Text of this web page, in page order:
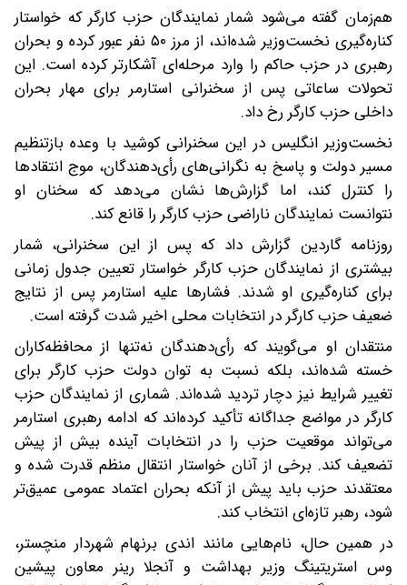
هم‌زمان گفته می‌شود شمار نمایندگان حزب کارگر که خواستار
کناره‌گیری نخست‌وزیر شده‌اند، از مرز ۵۰ نفر عبور کرده و بحران
رهبری در حزب حاکم را وارد مرحله‌ای آشکارتر کرده است. این
تحولات ساعاتی پس از سخنرانی استارمر برای مهار بحران
داخلی حزب کارگر رخ داد.
نخست‌وزیر انگلیس در این سخنرانی کوشید با وعده بازتنظیم
مسیر دولت و پاسخ به نگرانی‌های رأی‌دهندگان، موج انتقادها
را کنترل کند، اما گزارش‌ها نشان می‌دهد که سخنان او
نتوانست نمایندگان ناراضی حزب کارگر را قانع کند.
روزنامه گاردین گزارش داد که پس از این سخنرانی، شمار
بیشتری از نمایندگان حزب کارگر خواستار تعیین جدول زمانی
برای کناره‌گیری او شدند. فشارها علیه استارمر پس از نتایج
ضعیف حزب کارگر در انتخابات محلی اخیر شدت گرفته است.
منتقدان او می‌گویند که رأی‌دهندگان نه‌تنها از محافظه‌کاران
خسته شده‌اند، بلکه نسبت به توان دولت حزب کارگر برای
تغییر شرایط نیز دچار تردید شده‌اند. شماری از نمایندگان حزب
کارگر در مواضع جداگانه تأکید کرده‌اند که ادامه رهبری استارمر
می‌تواند موقعیت حزب را در انتخابات آینده بیش از پیش
تضعیف کند. برخی از آنان خواستار انتقال منظم قدرت شده‌ و
معتقدند حزب باید پیش از آنکه بحران اعتماد عمومی عمیق‌تر
شود، رهبر تازه‌ای انتخاب کند.
در همین حال، نام‌هایی مانند اندی برنهام شهردار منچستر،
وس استریتینگ وزیر بهداشت و آنجلا رینر معاون پیشین